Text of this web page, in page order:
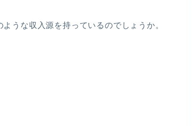
うな収入源を持っているのでしょうか。